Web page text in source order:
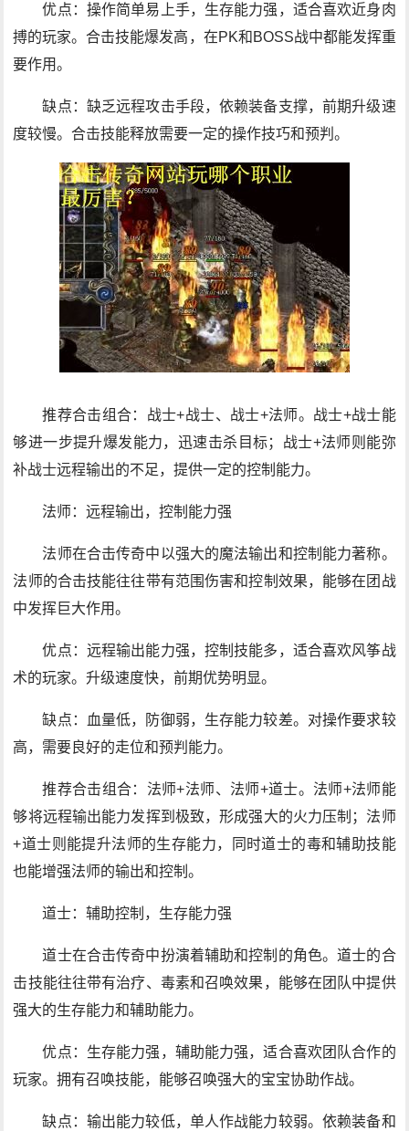
优点：操作简单易上手，生存能力强，适合喜欢近身肉
搏的玩家。合击技能爆发高，在PK和BOSS战中都能发挥重
要作用。
缺点：缺乏远程攻击手段，依赖装备支撑，前期升级速
度较慢。合击技能释放需要一定的操作技巧和预判。
推荐合击组合：战士+战士、战士+法师。战士+战士能
够进一步提升爆发能力，迅速击杀目标；战士+法师则能弥
补战士远程输出的不足，提供一定的控制能力。
法师：远程输出，控制能力强
法师在合击传奇中以强大的魔法输出和控制能力著称。
法师的合击技能往往带有范围伤害和控制效果，能够在团战
中发挥巨大作用。
优点：远程输出能力强，控制技能多，适合喜欢风筝战
术的玩家。升级速度快，前期优势明显。
缺点：血量低，防御弱，生存能力较差。对操作要求较
高，需要良好的走位和预判能力。
推荐合击组合：法师+法师、法师+道士。法师+法师能
够将远程输出能力发挥到极致，形成强大的火力压制；法师
+道士则能提升法师的生存能力，同时道士的毒和辅助技能
也能增强法师的输出和控制。
道士：辅助控制，生存能力强
道士在合击传奇中扮演着辅助和控制的角色。道士的合
击技能往往带有治疗、毒素和召唤效果，能够在团队中提供
强大的生存能力和辅助能力。
优点：生存能力强，辅助能力强，适合喜欢团队合作的
玩家。拥有召唤技能，能够召唤强大的宝宝协助作战。
缺点：输出能力较低，单人作战能力较弱。依赖装备和